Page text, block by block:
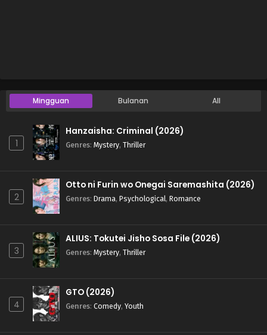
Mingguan Bulanan All
1
Hanzaisha: Criminal (2026)
Genres: Mystery, Thriller
2
Otto ni Furin wo Onegai Saremashita (2026)
Genres: Drama, Psychological, Romance
3
ALIUS: Tokutei Jisho Sosa File (2026)
Genres: Mystery, Thriller
4
GTO (2026)
Genres: Comedy, Youth